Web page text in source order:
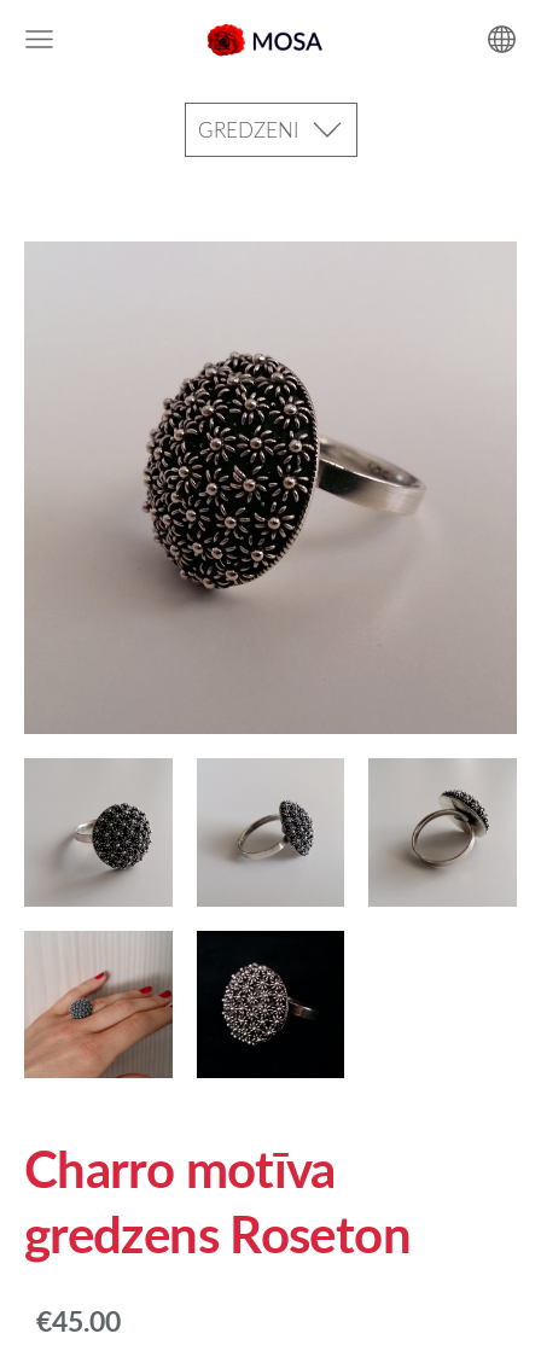
GREDZENI
Charro motīva
gredzens Roseton
€45.00